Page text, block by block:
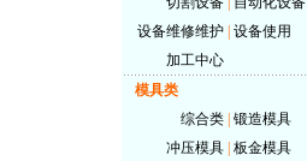
设备维修维护 设备使用
加工中心
模具类
综合类 锻造模具
冲压模具 板金模具